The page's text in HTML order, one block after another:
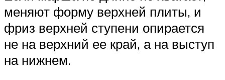
меняют форму верхней плиты, и
фриз верхней ступени опирается
не на верхний ее край, а на выступ
на нижнем.